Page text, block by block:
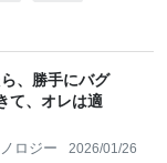
、勝手にバグ
て、オレは適
ロジー 2026/01/26